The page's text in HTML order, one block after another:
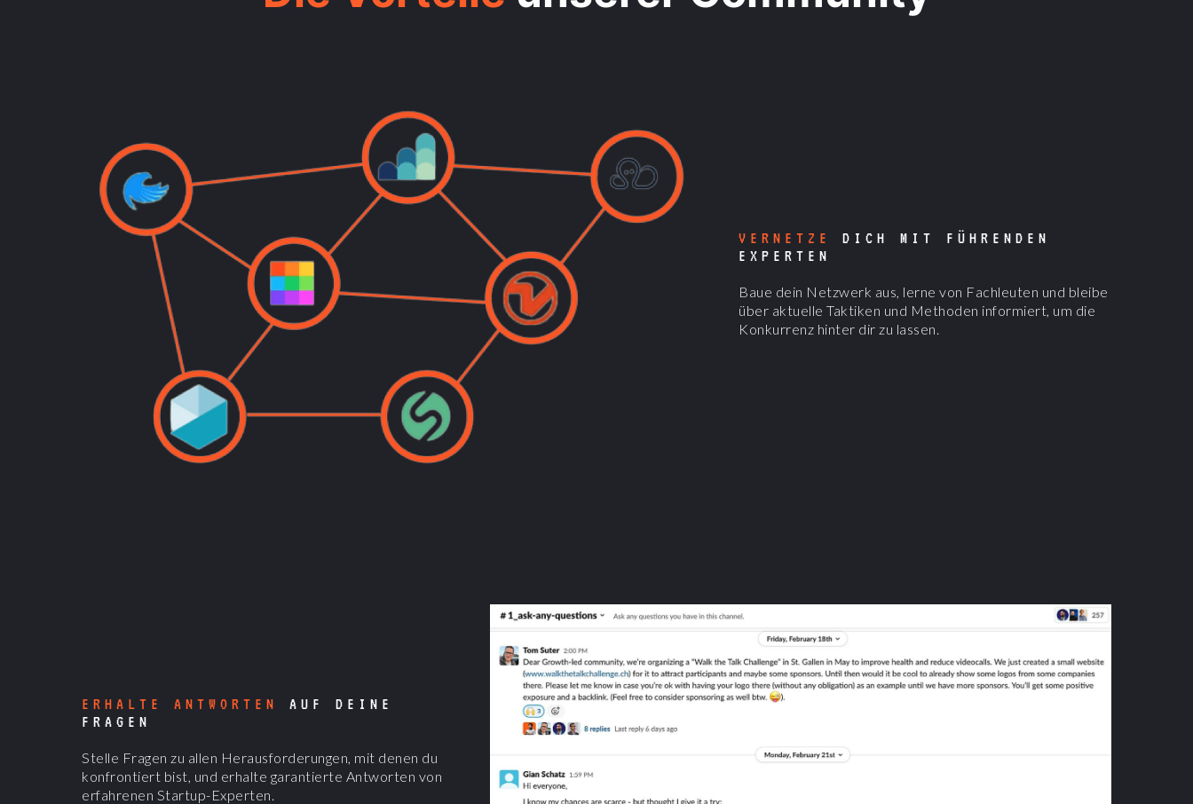
VERNETZE
DICH MIT FÜHRENDEN
EXPERTEN
Baue dein Netzwerk aus, lerne von Fachleuten und bleibe
über aktuelle Taktiken und Methoden informiert, um die
Konkurrenz hinter dir zu lassen.
ERHALTE ANTWORTEN AUF DEINE
FRAGEN
Stelle Fragen zu allen Herausforderungen, mit denen du
konfrontiert bist, und erhalte garantierte Antworten von
erfahrenen Startup-Experten.